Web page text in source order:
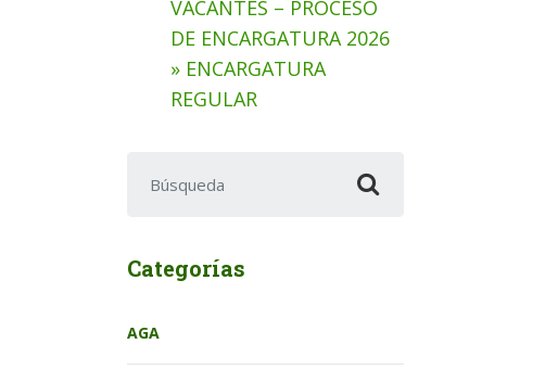
VACANTES – PROCESO
DE ENCARGATURA 2026
» ENCARGATURA
REGULAR
Categorías
AGA